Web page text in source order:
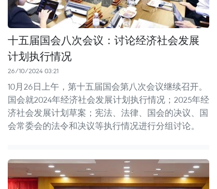
十五届国会八次会议：讨论经济社会发展
计划执行情况
26/10/2024 03:21
10月26日上午，第十五届国会第八次会议继续召开。
国会就2024年经济社会发展计划执行情况；2025年经
济社会发展计划草案；宪法、法律、国会的决议、国
会常委会的法令和决议等执行情况进行分组讨论。